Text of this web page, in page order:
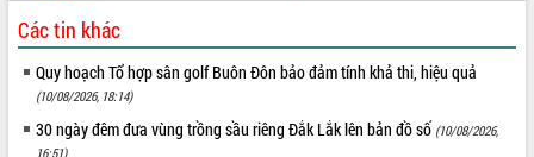
hàng tuần
Tháo gỡ những vướng mắc, đẩy mạnh
công tác cải cách thủ tục hành chính
công tỉnh
Các tin khác
Quy hoạch Tổ hợp sân golf Buôn Đôn bảo đảm tính khả thi, hiệu quả
(10/08/2026, 18:14)
30 ngày đêm đưa vùng trồng sầu riêng Đắk Lắk lên bản đồ số (10/08/2026,
16:51)